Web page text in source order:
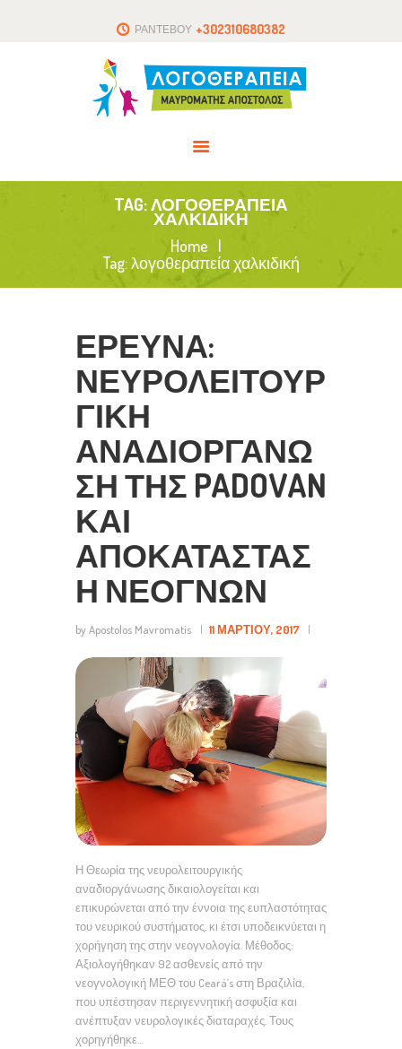
ΡΑΝΤΕΒΟΥ +302310680382
TAG: ΛΟΓΟΘΕΡΑΠΕΊΑ
ΧΑΛΚΙΔΙΚΉ
Home
Tag: λογοθεραπεία χαλκιδική
ΑΡΘΡΑ
ΕΠΙΚΟΙΝΩΝΙΑ
ΕΡΕΥΝΑ:
ΝΕΥΡΟΛΕΙΤΟΥΡ
ΓΙΚΗ
ΑΝΑΔΙΟΡΓΑΝΩ
ΣΗ ΤΗΣ PADOVAN
ΚΑΙ
ΑΠΟΚΑΤΑΣΤΑΣ
Η ΝΕΟΓΝΩΝ
by Apostolos Mavromatis 11 ΜΑΡΤΊΟΥ, 2017
Η Θεωρία της νευρολειτουργικής
αναδιοργάνωσης δικαιολογείται και
επικυρώνεται από την έννοια της ευπλαστότητας
του νευρικού συστήματος, κι έτσι υποδεικνύεται η
χορήγηση της στην νεογνολογία. Μέθοδος:
Αξιολογήθηκαν 92 ασθενείς από την
νεογνολογική ΜΕΘ του Ceará’s στη Βραζιλία,
που υπέστησαν περιγεννητική ασφυξία και
ανέπτυξαν νευρολογικές διαταραχές. Τους
χορηγήθηκε…